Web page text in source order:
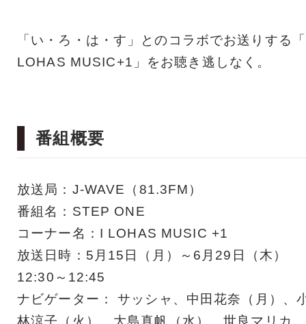
「い・ろ・は・す」とのコラボでお送りする
LOHAS MUSIC+1」をお聴き逃しなく。
番組概要
放送局：J-WAVE（81.3FM）
番組名：STEP ONE
コーナー名：I LOHAS MUSIC +1
放送日時：5月15日（月）～6月29日（木）
12:30～12:45
ナビゲーター： サッシャ、中田花奈（月）、
林涼子（火）、大島真帆（水）、世良マリカ